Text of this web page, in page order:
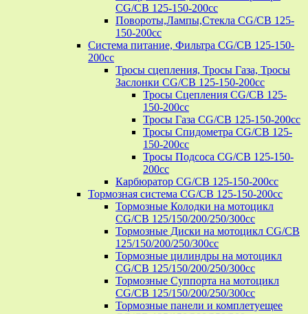
CG/CB 125-150-200cc
Повороты,Лампы,Стекла CG/CB 125-
150-200cc
Система питание, Фильтра CG/CB 125-150-
200cc
Тросы сцепления, Тросы Газа, Тросы
Заслонки CG/CB 125-150-200cc
Тросы Сцепления CG/CB 125-
150-200cc
Тросы Газа CG/CB 125-150-200cc
Тросы Спидометра CG/CB 125-
150-200cc
Тросы Подсоса CG/CB 125-150-
200cc
Карбюратор CG/CB 125-150-200cc
Тормозная система CG/CB 125-150-200cc
Тормозные Колодки на мотоцикл
CG/CB 125/150/200/250/300cc
Тормозные Диски на мотоцикл CG/CB
125/150/200/250/300cc
Тормозные цилиндры на мотоцикл
CG/CB 125/150/200/250/300cc
Тормозные Суппорта на мотоцикл
CG/CB 125/150/200/250/300cc
Тормозные панели и комплетуещее